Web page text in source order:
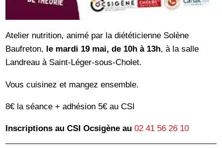
Atelier nutrition, animé par la diététicienne Solène
Baufreton, le mardi 19 mai, de 10h à 13h, à la salle
Landreau à Saint-Léger-sous-Cholet.
Vous cuisinez et mangez ensemble.
8€ la séance + adhésion 5€ au CSI
Inscriptions au CSI Ocsigène au 02 41 56 26 10